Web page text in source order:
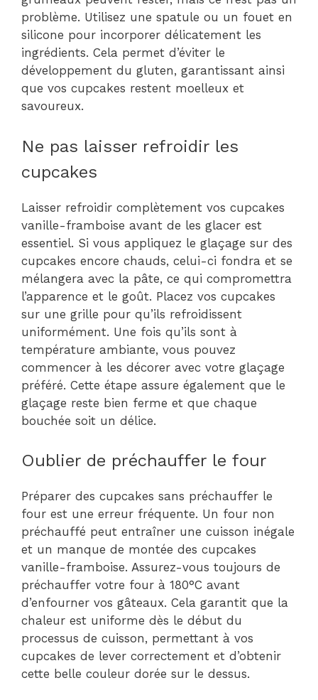
problème. Utilisez une spatule ou un fouet en
silicone pour incorporer délicatement les
ingrédients. Cela permet d’éviter le
développement du gluten, garantissant ainsi
que vos cupcakes restent moelleux et
savoureux.
Ne pas laisser refroidir les
cupcakes
Laisser refroidir complètement vos cupcakes
vanille-framboise avant de les glacer est
essentiel. Si vous appliquez le glaçage sur des
cupcakes encore chauds, celui-ci fondra et se
mélangera avec la pâte, ce qui compromettra
l’apparence et le goût. Placez vos cupcakes
sur une grille pour qu’ils refroidissent
uniformément. Une fois qu’ils sont à
température ambiante, vous pouvez
commencer à les décorer avec votre glaçage
préféré. Cette étape assure également que le
glaçage reste bien ferme et que chaque
bouchée soit un délice.
Oublier de préchauffer le four
Préparer des cupcakes sans préchauffer le
four est une erreur fréquente. Un four non
préchauffé peut entraîner une cuisson inégale
et un manque de montée des cupcakes
vanille-framboise. Assurez-vous toujours de
préchauffer votre four à 180°C avant
d’enfourner vos gâteaux. Cela garantit que la
chaleur est uniforme dès le début du
processus de cuisson, permettant à vos
cupcakes de lever correctement et d’obtenir
cette belle couleur dorée sur le dessus.